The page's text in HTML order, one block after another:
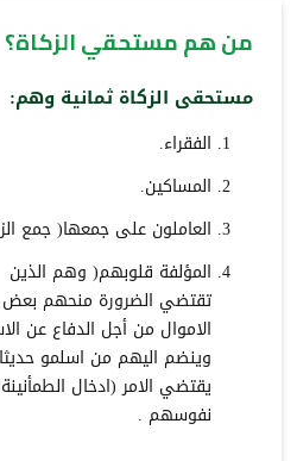
من هم مستحقي الزكاة؟
مستحقى الزكاة ثمانية وهم:
الفقراء.
المساكين.
العاملون على جمعها( جمع
المؤلفة قلوبهم( وهم الذين
تقتضي الضرورة منحهم بعض
الاموال من أجل الدفاع عن
وينضم اليهم من اسلمو
يقتضي الامر (ادخال
نفوسهم .